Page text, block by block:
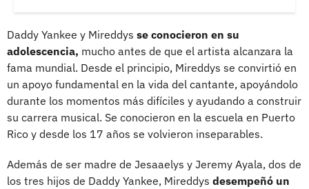
Daddy Yankee y Mireddys se conocieron en su
adolescencia, mucho antes de que el artista alcanzara la
fama mundial. Desde el principio, Mireddys se convirtió en
un apoyo fundamental en la vida del cantante, apoyándolo
durante los momentos más difíciles y ayudando a construir
su carrera musical. Se conocieron en la escuela en Puerto
Rico y desde los 17 años se volvieron inseparables.
Además de ser madre de Jesaaelys y Jeremy Ayala, dos de
los tres hijos de Daddy Yankee, Mireddys desempeñó un